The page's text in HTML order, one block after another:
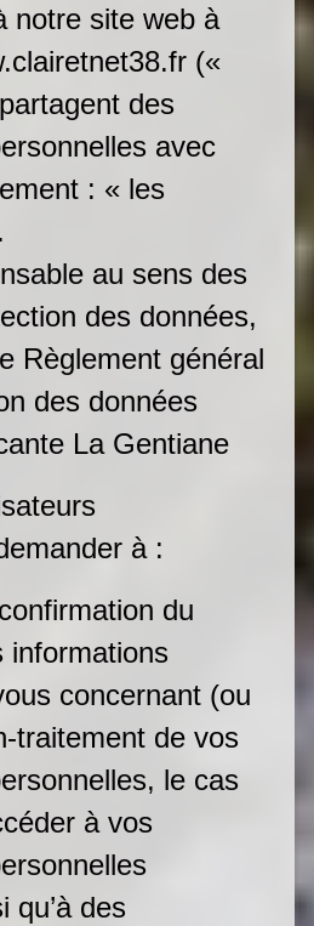
notre site web à
(«
des
avec
: « les
au sens des
des données,
Règlement général
des données
La Gentiane
à :
du
informations
concernant (ou
traitement de vos
le cas
à vos
qu’à des